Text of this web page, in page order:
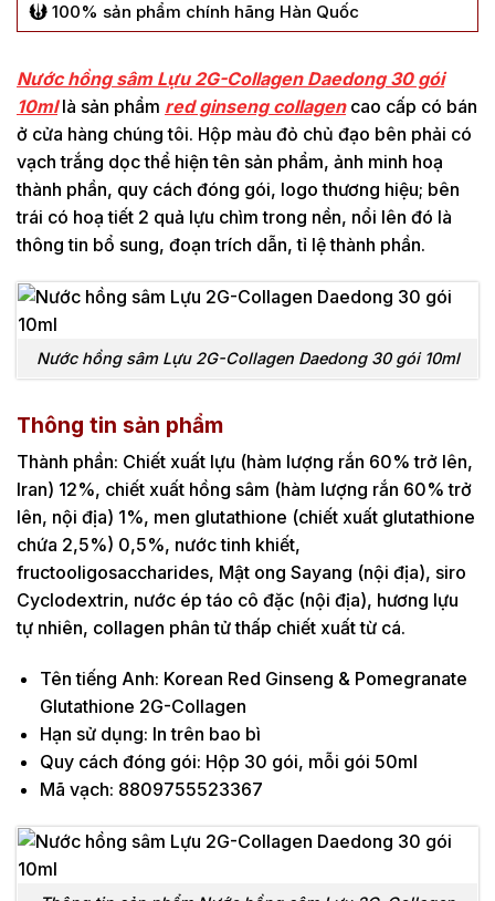
100% sản phẩm chính hãng Hàn Quốc
Nước hồng sâm Lựu 2G-Collagen Daedong 30 gói
10mllà sản phẩm red ginseng collagencao cấp có bán
ở cửa hàng chúng tôi. Hộp màu đỏ chủ đạo bên phải có
vạch trắng dọc thể hiện tên sản phẩm, ảnh minh hoạ
thành phần, quy cách đóng gói, logo thương hiệu; bên
trái có hoạ tiết 2 quả lựu chìm trong nền, nổi lên đó là
thông tin bổ sung, đoạn trích dẫn, tỉ lệ thành phần.
Nước hồng sâm Lựu 2G-Collagen Daedong 30 gói 10ml
Thông tin sản phẩm
Thành phần: Chiết xuất lựu (hàm lượng rắn 60% trở lên,
Iran) 12%, chiết xuất hồng sâm (hàm lượng rắn 60% trở
lên, nội địa) 1%, men glutathione (chiết xuất glutathione
chứa 2,5%) 0,5%, nước tinh khiết,
fructooligosaccharides, Mật ong Sayang (nội địa), siro
Cyclodextrin, nước ép táo cô đặc (nội địa), hương lựu
tự nhiên, collagen phân tử thấp chiết xuất từ cá.
Tên tiếng Anh: Korean Red Ginseng & Pomegranate
Glutathione 2G-Collagen
Hạn sử dụng: In trên bao bì
Quy cách đóng gói: Hộp 30 gói, mỗi gói 50ml
Mã vạch: 8809755523367